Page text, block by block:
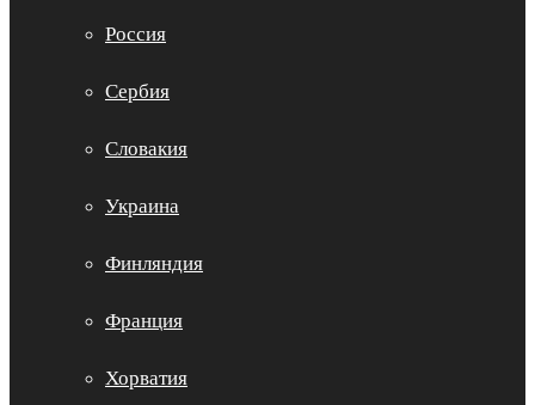
Россия
Сербия
Словакия
Украина
Финляндия
Франция
Хорватия